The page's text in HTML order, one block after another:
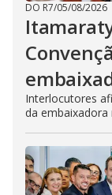
DO R7/05/08/2026
Interlocutores
da